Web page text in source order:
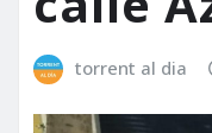
torrent al dia